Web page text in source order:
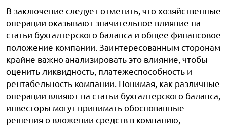
В заключение следует отметить, что хозяйственные
операции оказывают значительное влияние на
статьи бухгалтерского баланса и общее финансовое
положение компании. Заинтересованным сторонам
крайне важно анализировать это влияние, чтобы
оценить ликвидность, платежеспособность и
рентабельность компании. Понимая, как различные
операции влияют на статьи бухгалтерского баланса,
инвесторы могут принимать обоснованные
решения о вложении средств в компанию,